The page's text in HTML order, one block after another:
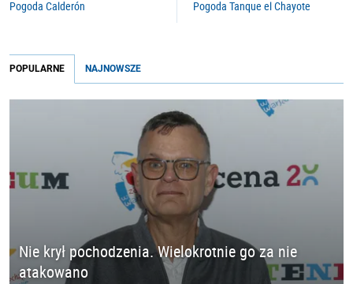
Pogoda Calderón Pogoda Tanque el Chayote
POPULARNE NAJNOWSZE
Nie krył pochodzenia. Wielokrotnie go za nie
atakowano